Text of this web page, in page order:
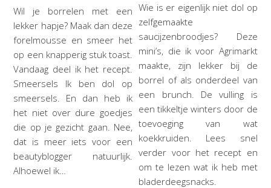
Wil je borrelen met een
lekker hapje? Maak dan deze
forelmousse en smeer het
op een knapperig stuk toast.
Vandaag deel ik het recept.
Smeersels Ik ben dol op
smeersels. En dan heb ik
het niet over dure goedjes
die op je gezicht gaan. Nee,
dat is meer iets voor een
beautyblogger natuurlijk.
Alhoewel ik…
Wie is er eigenlijk niet dol op
zelfgemaakte
saucijzenbroodjes? Deze
mini’s, die ik voor Agrimarkt
maakte, zijn lekker bij de
borrel of als onderdeel van
een brunch. De vulling is
een tikkeltje winters door de
toevoeging van wat
koekkruiden. Lees snel
verder voor het recept en
om te lezen wat ik heb met
bladerdeegsnacks.